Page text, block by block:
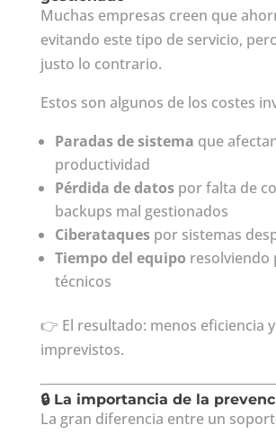
Muchas empresas creen que
evitando este tipo de servicio,
justo lo contrario.
Estos son algunos de los costes
Paradas de sistema que
productividad
Pérdida de datospor falta de
backups mal gestionados
Ciberataquespor sistemas
Tiempo del equipo resolviendo
técnicos
👉 El resultado: menos eficiencia
imprevistos.
🔒 La importancia de la
La gran diferencia entre un